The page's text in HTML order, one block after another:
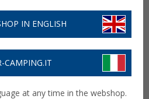
-8%
IN ENGLISH
CAMPING.IT
at any time in the webshop.